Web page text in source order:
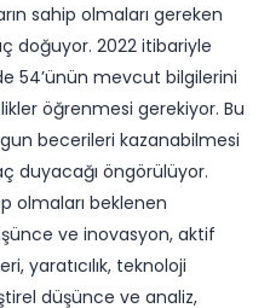
sahip olmaları gereken
doğuyor. 2022 itibariyle
54’ünün mevcut bilgilerini
öğrenmesi gerekiyor. Bu
becerileri kazanabilmesi
duyacağı öngörülüyor.
olmaları beklenen
ve inovasyon, aktif
yaratıcılık, teknoloji
düşünce ve analiz,